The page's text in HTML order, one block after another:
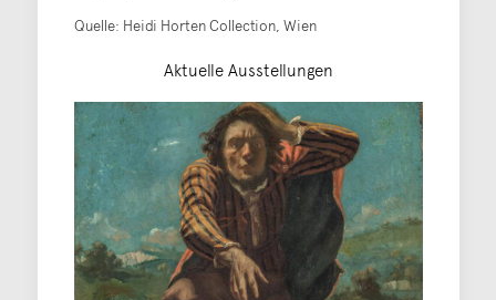
Quelle: Heidi Horten Collection, Wien
Aktuelle Ausstellungen